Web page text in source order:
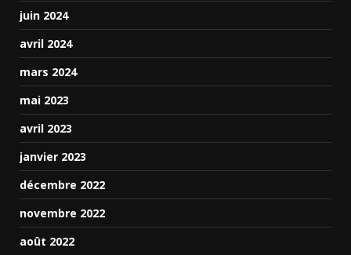
juin 2024
avril 2024
mars 2024
mai 2023
avril 2023
janvier 2023
décembre 2022
novembre 2022
août 2022